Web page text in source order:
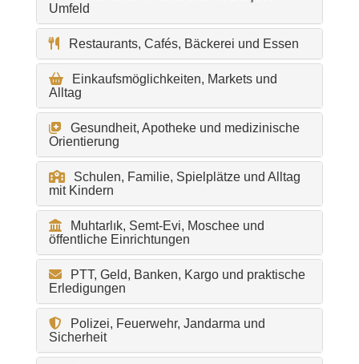
Umfeld
Restaurants, Cafés, Bäckerei und Essen
Einkaufsmöglichkeiten, Markets und
Alltag
Gesundheit, Apotheke und medizinische
Orientierung
Schulen, Familie, Spielplätze und Alltag
mit Kindern
Muhtarlık, Semt-Evi, Moschee und
öffentliche Einrichtungen
PTT, Geld, Banken, Kargo und praktische
Erledigungen
Polizei, Feuerwehr, Jandarma und
Sicherheit